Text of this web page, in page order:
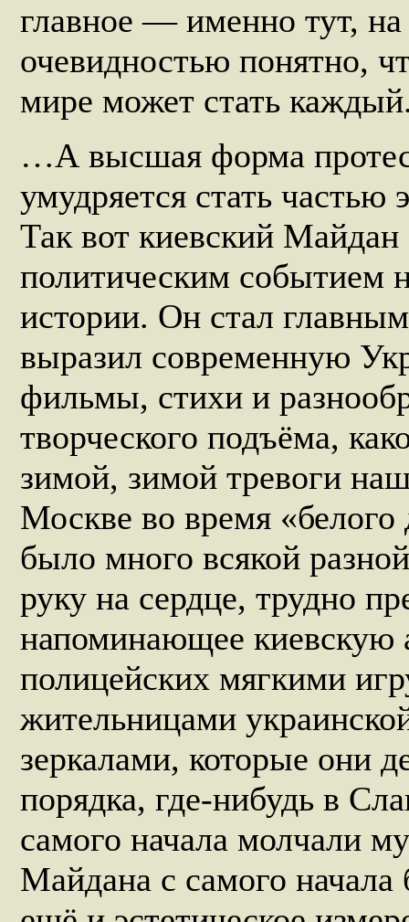
главное — именно тут,
очевидностью понятно,
мире может стать
…А высшая форма
умудряется стать частью
Так вот киевский
политическим событием
истории. Он стал
выразил современную
фильмы, стихи и
творческого подъёма,
зимой, зимой тревоги
Москве во время
было много всякой
руку на сердце, трудно
напоминающее киевскую
полицейских мягкими
жительницами
зеркалами, которые они
порядка, где-нибудь в
самого начала молчали
Майдана с самого